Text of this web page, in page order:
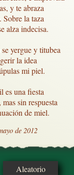
y te abraza
la taza
alza indecisa.
yergue y titubea
la idea
mi piel.
es una fiesta
sin respuesta
de miel.
de 2012
Aleatorio